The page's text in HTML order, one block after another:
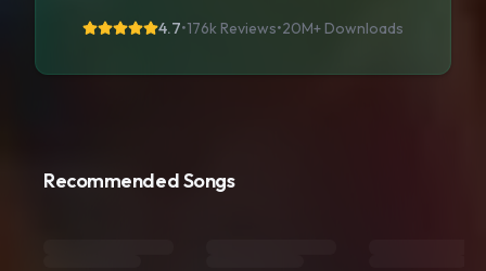
4.7•176k Reviews•20M+ Downloads
Recommended Songs